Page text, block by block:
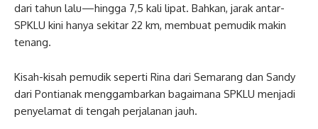
dari tahun lalu—hingga 7,5 kali lipat. Bahkan, jarak antar-
SPKLU kini hanya sekitar 22 km, membuat pemudik makin
tenang.
Kisah-kisah pemudik seperti Rina dari Semarang dan Sandy
dari Pontianak menggambarkan bagaimana SPKLU menjadi
penyelamat di tengah perjalanan jauh.